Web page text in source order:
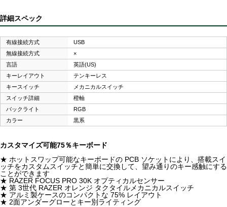
詳細スペック
有線接続方式
USB
無線接続方式
×
言語
英語(US)
キーレイアウト
テンキーレス
キースイッチ
メカニカルスイッチ
スイッチ詳細
橙軸
バックライト
RGB
カラー
黒系
カスタマイズ可能75％キーボード
★ ホットスワップ可能なキーボードの PCB ソケットにより、搭載スイ
ッチをカスタムスイッチと簡単に交換して、望み通りのキー感触にする
ことができます
★ RAZER FOCUS PRO 30K オプティカルセンサー
★ 第 3世代 RAZER オレンジ タクタイルメカニカルスイッチ
★ アルミ製ケースのコンパクトな 75% レイアウト
★ 2面アンダーグローとキー別ライティング